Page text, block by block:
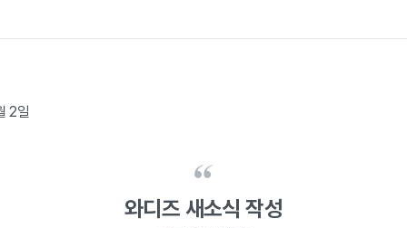
2일
와디즈 새소식 작성